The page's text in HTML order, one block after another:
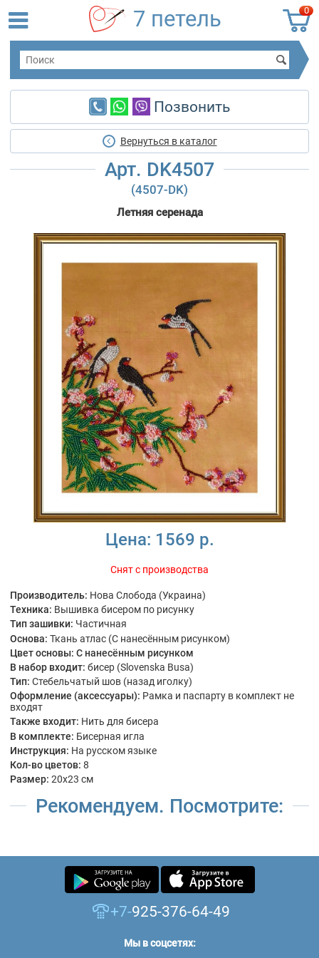
0
7 петель
Позвонить
Вернуться в каталог
Арт. DK4507
(4507-DK)
Летняя серенада
Цена: 1569 р.
Снят с производства
Производитель: Нова Слобода (Украина)
Техника: Вышивка бисером по рисунку
Тип зашивки: Частичная
Основа: Ткань атлас (С нанесённым рисунком)
Цвет основы: С нанесённым рисунком
В набор входит: бисер (Slovenska Busa)
Тип: Стебельчатый шов (назад иголку)
Оформление (аксессуары): Рамка и паспарту в комплект не
входят
Также входит: Нить для бисера
В комплекте: Бисерная игла
Инструкция: На русском языке
Кол-во цветов: 8
Размер: 20x23 см
Рекомендуем. Посмотрите:
+7-925-376-64-49
Мы в соцсетях: